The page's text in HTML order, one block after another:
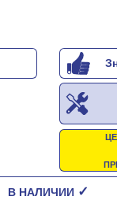
В НАЛИЧИИ ✓